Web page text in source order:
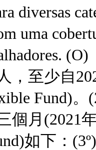
diversas
uma
(O)
，至少自
Fund)。
個月(2021
如下：(3º)